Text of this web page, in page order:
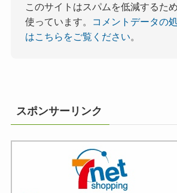
このサイトはスパムを低減するた
使っています。
コメントデータの
はこちらをご覧ください。
スポンサーリンク